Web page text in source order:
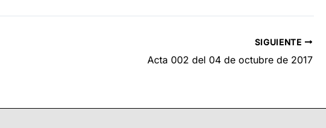
SIGUIENTE
Acta 002 del 04 de octubre de 2017